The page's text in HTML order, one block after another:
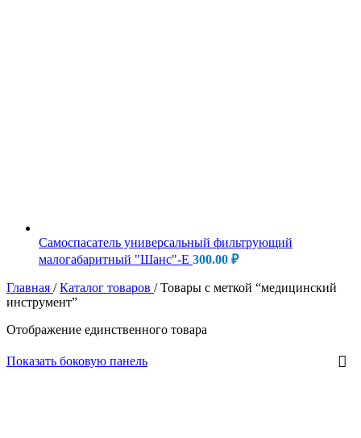
Самоспасатель универсальный фильтрующий
малогабаритный "Шанс"-Е 300.00 ₽
Главная / Каталог товаров / Товары с меткой “медицинский
инструмент”
Отображение единственного товара
Показать боковую панель